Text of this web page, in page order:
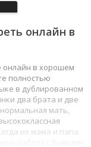
онлайн в
онлайн в хорошем
полностью
в дублированном
два брата и две
мать,
их мама и папа